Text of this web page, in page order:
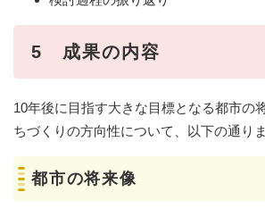
5 成果の内容
10年後に目指す大きな目標となる都市の
ちづくりの方向性について、以下の通り
都市の将来像